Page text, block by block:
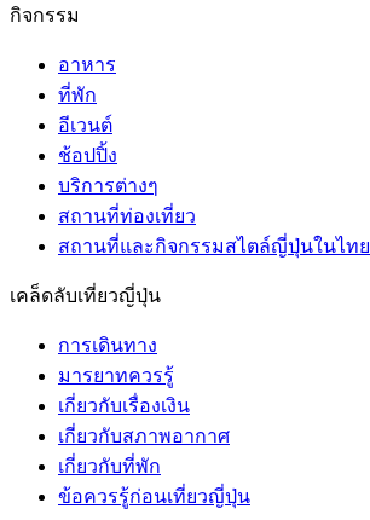
กิจกรรม
อาหาร
ที่พัก
อีเวนต์
ช้อปปิ้ง
บริการต่างๆ
สถานที่ท่องเที่ยว
สถานที่และกิจกรรมสไตล์ญี่ปุ่นในไทย
เคล็ดลับเที่ยวญี่ปุ่น
การเดินทาง
มารยาทควรรู้
เกี่ยวกับเรื่องเงิน
เกี่ยวกับสภาพอากาศ
เกี่ยวกับที่พัก
ข้อควรรู้ก่อนเที่ยวญี่ปุ่น